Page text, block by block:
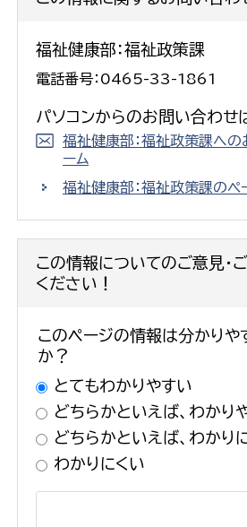
福祉健康部：福祉政策課
電話番号：0465-33-1861
パソコンからのお問い合わせ
福祉健康部：福祉政策課への
ーム
福祉健康部：福祉政策課のペ
この情報についてのご意見・
ください！
このページの情報は分かりや
か？
とてもわかりやすい
どちらかといえば、わかり
どちらかといえば、わかり
わかりにくい